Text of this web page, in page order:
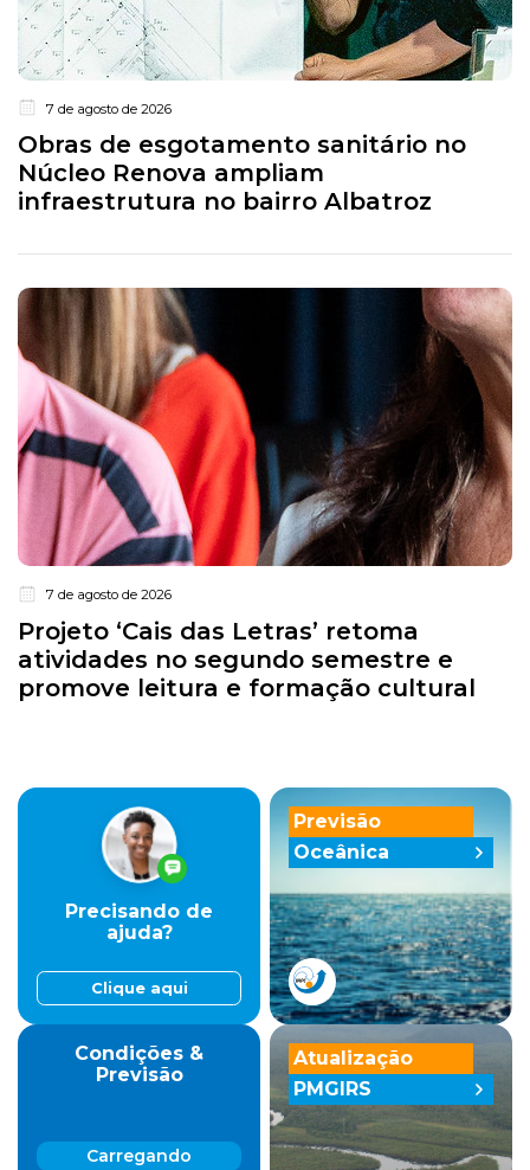
7 de agosto de 2026
Obras de esgotamento sanitário no
Núcleo Renova ampliam
infraestrutura no bairro Albatroz
7 de agosto de 2026
Projeto ‘Cais das Letras’ retoma
atividades no segundo semestre e
promove leitura e formação cultural
Previsão
Oceânica
Precisando de
ajuda?
Clique aqui
Condições &
Previsão
Carregando
Atualização
PMGIRS